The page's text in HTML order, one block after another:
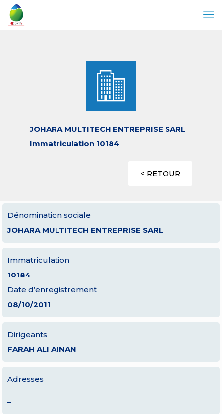
JOHARA MULTITECH ENTREPRISE SARL
Immatriculation 10184
< RETOUR
Dénomination sociale
JOHARA MULTITECH ENTREPRISE SARL
Immatriculation
10184
Date d’enregistrement
08/10/2011
Dirigeants
FARAH ALI AINAN
Adresses
–